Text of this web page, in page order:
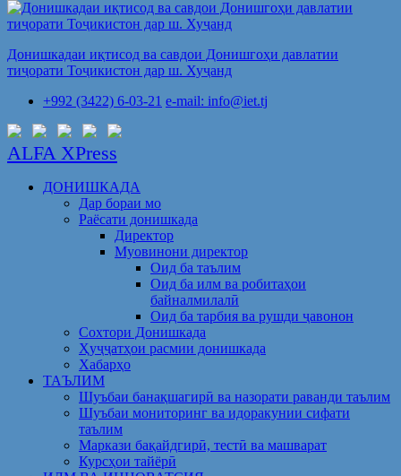
Донишкадаи иқтисод ва савдои Донишгоҳи давлатии
тиҷорати Тоҷикистон дар ш. Хуҷанд
+992 (3422) 6-03-21 e-mail: info@iet.tj
ALFA XPress
ДОНИШКАДА
Дар бораи мо
Раёсати донишкада
Директор
Муовинони директор
Оид ба таълим
Оид ба илм ва робитаҳои
байналмилалӣ
Оид ба тарбия ва рушди ҷавонон
Сохтори Донишкада
Ҳуҷҷатҳои расмии донишкада
Хабарҳо
ТАЪЛИМ
Шуъбаи банақшагирӣ ва назорати раванди таълим
Шуъбаи мониторинг ва идоракунии сифати
таълим
Маркази бақайдгирӣ, тестӣ ва машварат
Курсҳои тайёрӣ